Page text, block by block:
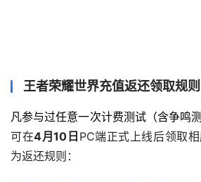
王者荣耀世界充值返还领取规
凡参与过任意一次计费测试（含争鸣
可在4月10日 PC端正式上线后领取
为返还规则：